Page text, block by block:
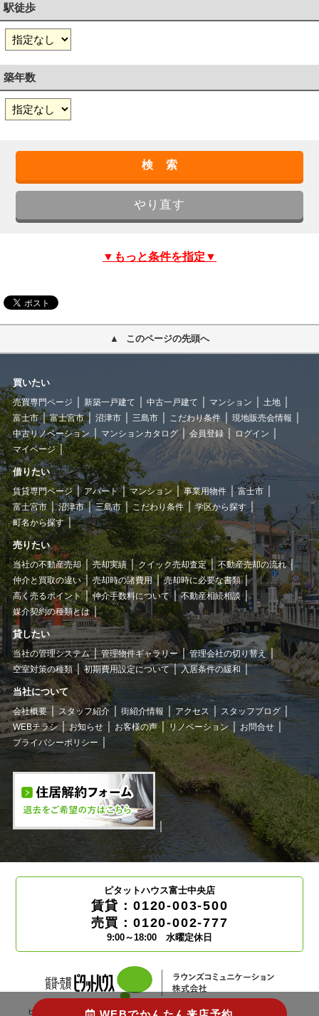
駅徒歩
築年数
▼もっと条件を指定▼
このページの先頭へ
買いたい
売買専門ページ 新築一戸建て 中古一戸建て マンション
土地
富士市
富士宮市 沼津市 三島市 こだわり条件
現地販売会情報
中古リノベーション
マンションカタログ 会員登録
ログイン
マイページ
借りたい
賃貸専門ページ アパート マンション 事業用物件
富士市
富士宮市
沼津市 三島市 こだわり条件
学区から探す
町名から探す
売りたい
当社の不動産売却 売却実績 クイック売却査定
不動産売却の流れ
仲介と買取の違い
売却時の諸費用
売却時に必要な書類
高く売るポイント
仲介手数料について
不動産相続相談
媒介契約の種類とは
貸したい
当社の管理システム 管理物件ギャラリー
管理会社の切り替え
空室対策の種類
初期費用設定について 入居条件の緩和
当社について
会社概要 スタッフ紹介 街紹介情報 アクセス
スタッフブログ
WEBチラシ
お知らせ お客様の声 リノベーション
お問合せ
プライバシーポリシー
ピタットハウス富士中央店
賃貸：0120-003-500
売買：0120-002-777
9:00～18:00 水曜定休日
ピタットハウスの加盟店は独立自営であり、各店舗の責任の下運営しております。